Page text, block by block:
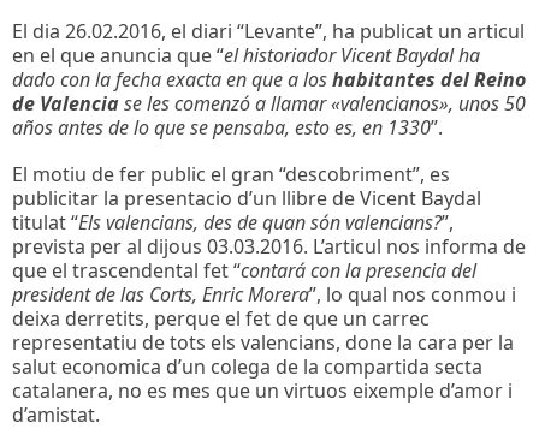
El dia 26.02.2016, el diari “Levante”, ha publicat un articul
en el que anuncia que “el historiador Vicent Baydal ha
dado con la fecha exacta en que a loshabitantes del Reino
de Valenciase les comenzó a llamar «valencianos», unos 50
años antes de lo que se pensaba, esto es, en 1330”.
El motiu de fer public el gran “descobriment”, es
publicitar la presentacio d’un llibre de Vicent Baydal
titulat “Els valencians, des de quan són valencians?”,
prevista per al dijous 03.03.2016. L’articul nos informa de
que el trascendental fet “contará con la presencia del
president de las Corts, Enric Morera”, lo qual nos conmou i
deixa derretits, perque el fet de que un carrec
representatiu de tots els valencians, done la cara per la
salut economica d’un colega de la compartida secta
catalanera, no es mes que un virtuos eixemple d’amor i
d’amistat.